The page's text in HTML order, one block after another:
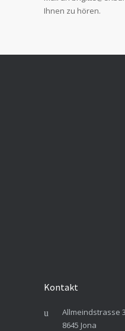
Ihnen zu hören.
Kontakt
Allmeindstrasse
8645 Jona